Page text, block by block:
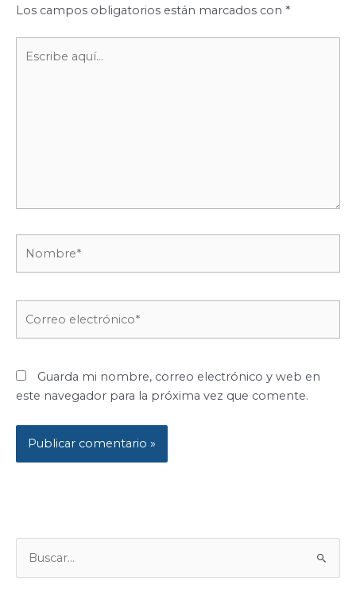
Los campos obligatorios están marcados con *
aquí...
Guarda mi nombre, correo electrónico y web en
este navegador para la próxima vez que comente.
U